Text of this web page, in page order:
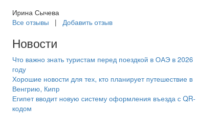
Ирина Сычева
Все отзывы | Добавить отзыв
Новости
Что важно знать туристам перед поездкой в ОАЭ в 2026
году
Хорошие новости для тех, кто планирует путешествие в
Венгрию, Кипр
Египет вводит новую систему оформления въезда с QR-
кодом